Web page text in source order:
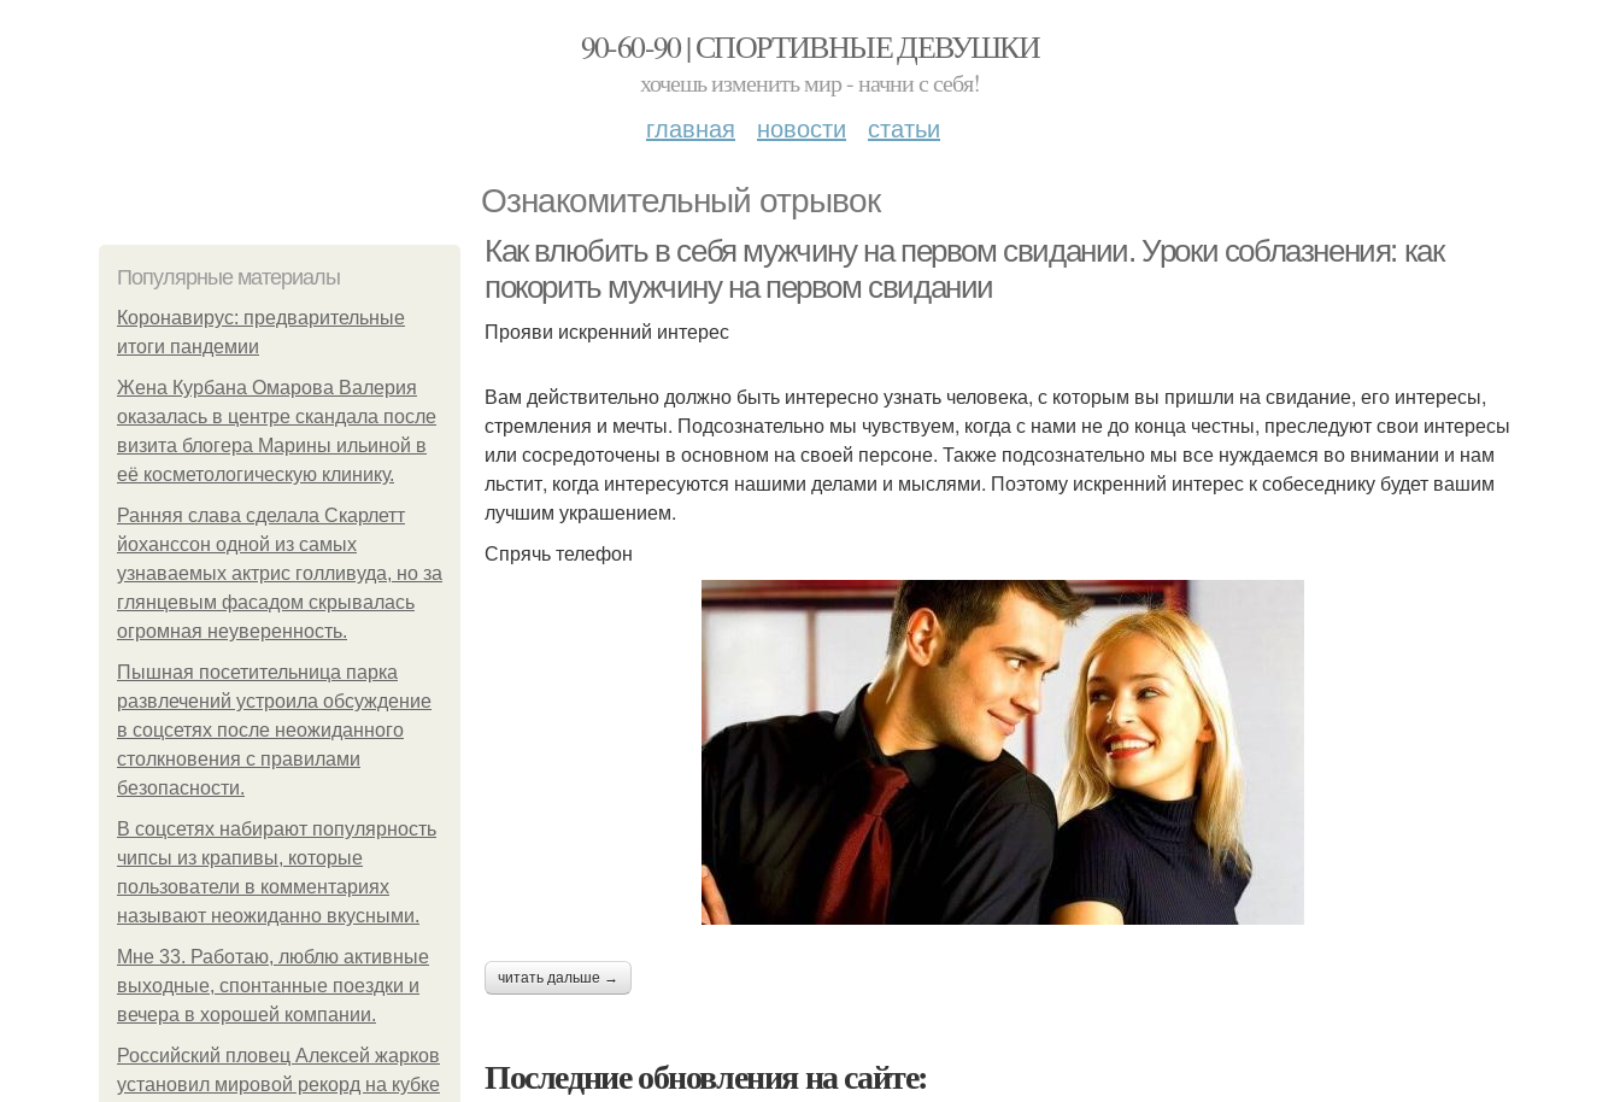
90-60-90 | СПОРТИВНЫЕ ДЕВУШКИ
хочешь изменить мир - начни с себя!
главная новости статьи
Ознакомительный отрывок
Популярные материалы
Коронавирус: предварительные
итоги пандемии
Жена Курбана Омарова Валерия
оказалась в центре скандала после
визита блогера Марины ильиной в
её косметологическую клинику.
Ранняя слава сделала Скарлетт
йоханссон одной из самых
узнаваемых актрис голливуда, но за
глянцевым фасадом скрывалась
огромная неуверенность.
Пышная посетительница парка
развлечений устроила обсуждение
в соцсетях после неожиданного
столкновения с правилами
безопасности.
В соцсетях набирают популярность
чипсы из крапивы, которые
пользователи в комментариях
называют неожиданно вкусными.
Мне 33. Работаю, люблю активные
выходные, спонтанные поездки и
вечера в хорошей компании.
Российский пловец Алексей жарков
установил мировой рекорд на кубке
Как влюбить в себя мужчину на первом свидании. Уроки соблазнения: как
покорить мужчину на первом свидании
Прояви искренний интерес
Вам действительно должно быть интересно узнать человека, с которым вы пришли на свидание, его интересы,
стремления и мечты. Подсознательно мы чувствуем, когда с нами не до конца честны, преследуют свои интересы
или сосредоточены в основном на своей персоне. Также подсознательно мы все нуждаемся во внимании и нам
льстит, когда интересуются нашими делами и мыслями. Поэтому искренний интерес к собеседнику будет вашим
лучшим украшением.
Спрячь телефон
читать дальше →
Последние обновления на сайте: